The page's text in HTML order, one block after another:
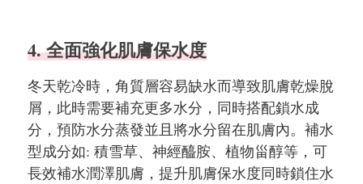
4. 全面強化肌膚保水度
冬天乾冷時，角質層容易缺水而導致肌膚乾燥脫
屑，此時需要補充更多水分，同時搭配鎖水成
分，預防水分蒸發並且將水分留在肌膚內。補水
型成分如: 積雪草、神經醯胺、植物甾醇等，可
長效補水潤澤肌膚，提升肌膚保水度同時鎖住水